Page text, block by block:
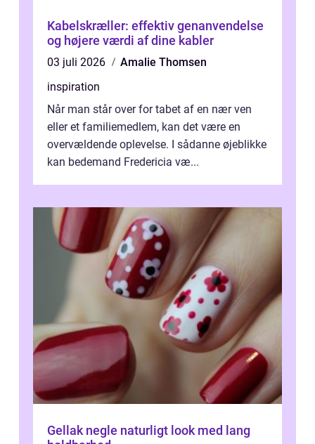
Kabelskræller: effektiv genanvendelse
og højere værdi af dine kabler
03 juli 2026
Amalie Thomsen
inspiration
Når man står over for tabet af en nær ven
eller et familiemedlem, kan det være en
overvældende oplevelse. I sådanne øjeblikke
kan bedemand Fredericia væ...
Gellak negle naturligt look med lang